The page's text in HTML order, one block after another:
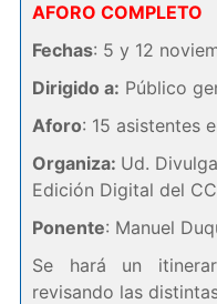
AFORO COMPLETO
Fechas: 5 y 12
Dirigido a: Público
Aforo: 15 asistentes
Organiza: Ud.
Edición Digital del
Ponente: Manuel
Se hará un
revisando las